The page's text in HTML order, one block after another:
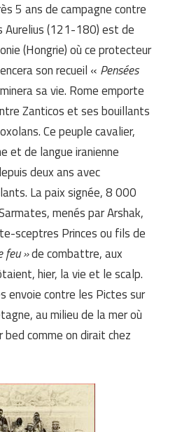
5 ans de campagne contre
Aurelius (121-180) est de
(Hongrie) où ce protecteur
son recueil « Pensées
sa vie. Rome emporte
Zanticos et ses bouillants
Ce peuple cavalier,
et de langue iranienne
deux ans avec
La paix signée, 8 000
menés par Arshak,
sceptres Princes ou fils de
feu »de combattre, aux
hier, la vie et le scalp.
envoie contre les Pictes sur
au milieu de la mer où
bed comme on dirait chez